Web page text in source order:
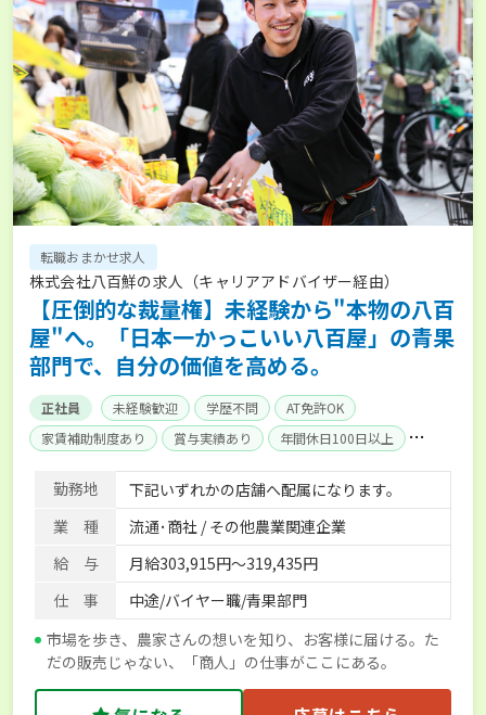
転職おまかせ求人
株式会社八百鮮の求人（キャリアアドバイザー経由）
【圧倒的な裁量権】未経験から"本物の八百
屋"へ。「日本一かっこいい八百屋」の青果
部門で、自分の価値を高める。
正社員 未経験歓迎 学歴不問
AT免許OK
家賃補助制度あり
賞与実績あり
年間休日100日以上
社会保険完備
単身寮あり
勤務地
下記いずれかの店舗へ配属になります。
業 種
流通･商社 / その他農業関連企業
給 与
月給303,915円～319,435円
仕 事
中途/バイヤー職/青果部門
市場を歩き、農家さんの想いを知り、お客様に届ける。た
だの販売じゃない、「商人」の仕事がここにある。